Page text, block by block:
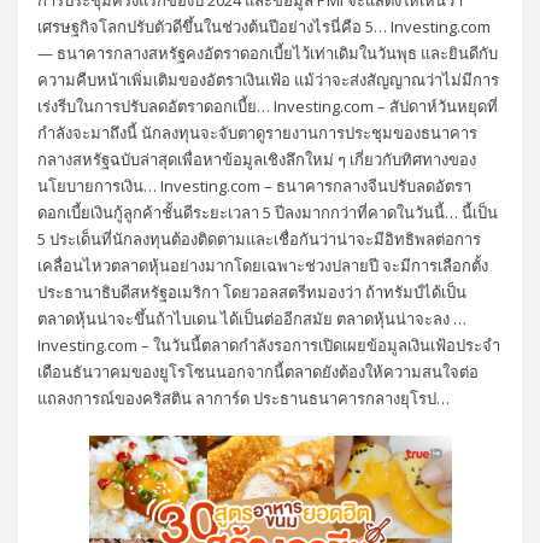
เศรษฐกิจโลกปรับตัวดีขึ้นในช่วงต้นปีอย่างไรนี่คือ 5… Investing.com
— ธนาคารกลางสหรัฐคงอัตราดอกเบี้ยไว้เท่าเดิมในวันพุธ และยินดีกับ
ความคืบหน้าเพิ่มเติมของอัตราเงินเฟ้อ แม้ว่าจะส่งสัญญาณว่าไม่มีการ
เร่งรีบในการปรับลดอัตราดอกเบี้ย… Investing.com – สัปดาห์วันหยุดที่
กำลังจะมาถึงนี้ นักลงทุนจะจับตาดูรายงานการประชุมของธนาคาร
กลางสหรัฐฉบับล่าสุดเพื่อหาข้อมูลเชิงลึกใหม่ ๆ เกี่ยวกับทิศทางของ
นโยบายการเงิน… Investing.com – ธนาคารกลางจีนปรับลดอัตรา
ดอกเบี้ยเงินกู้ลูกค้าชั้นดีระยะเวลา 5 ปีลงมากกว่าที่คาดในวันนี้… นี้เป็น
5 ประเด็นที่นักลงทุนต้องติดตามและเชื่อกันว่าน่าจะมีอิทธิพลต่อการ
เคลื่อนไหวตลาดหุ้นอย่างมากโดยเฉพาะช่วงปลายปี จะมีการเลือกตั้ง
ประธานาธิบดีสหรัฐอเมริกา โดยวอลสตรีทมองว่า ถ้าทรัมป์ได้เป็น
ตลาดหุ้นน่าจะขึ้นถ้าไบเดน ได้เป็นต่ออีกสมัย ตลาดหุ้นน่าจะลง …
Investing.com – ในวันนี้ตลาดกำลังรอการเปิดเผยข้อมูลเงินเฟ้อประจำ
เดือนธันวาคมของยูโรโซนนอกจากนี้ตลาดยังต้องให้ความสนใจต่อ
แถลงการณ์ของคริสติน ลาการ์ด ประธานธนาคารกลางยุโรป…